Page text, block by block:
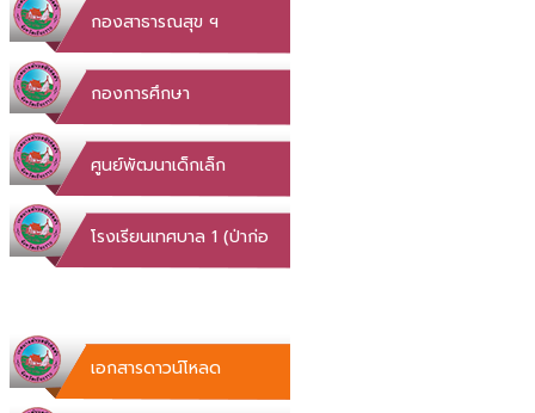
กองสาธารณสุข ฯ
กองการศึกษา
ศูนย์พัฒนาเด็กเล็ก
โรงเรียนเทศบาล 1 (ป่าก่อ
เอกสารดาวน์โหลด